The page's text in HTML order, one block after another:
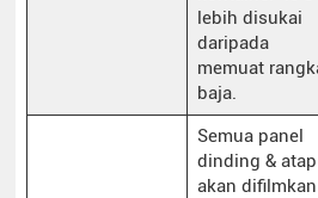
lebih disukai
daripada
memuat
baja.
Semua panel
dinding & atap
akan